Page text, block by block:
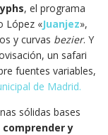
, el programa
López «Juanjez»,
y curvas bezier. Y
un safari
fuentes variables,
de Madrid.
sólidas bases
comprender y